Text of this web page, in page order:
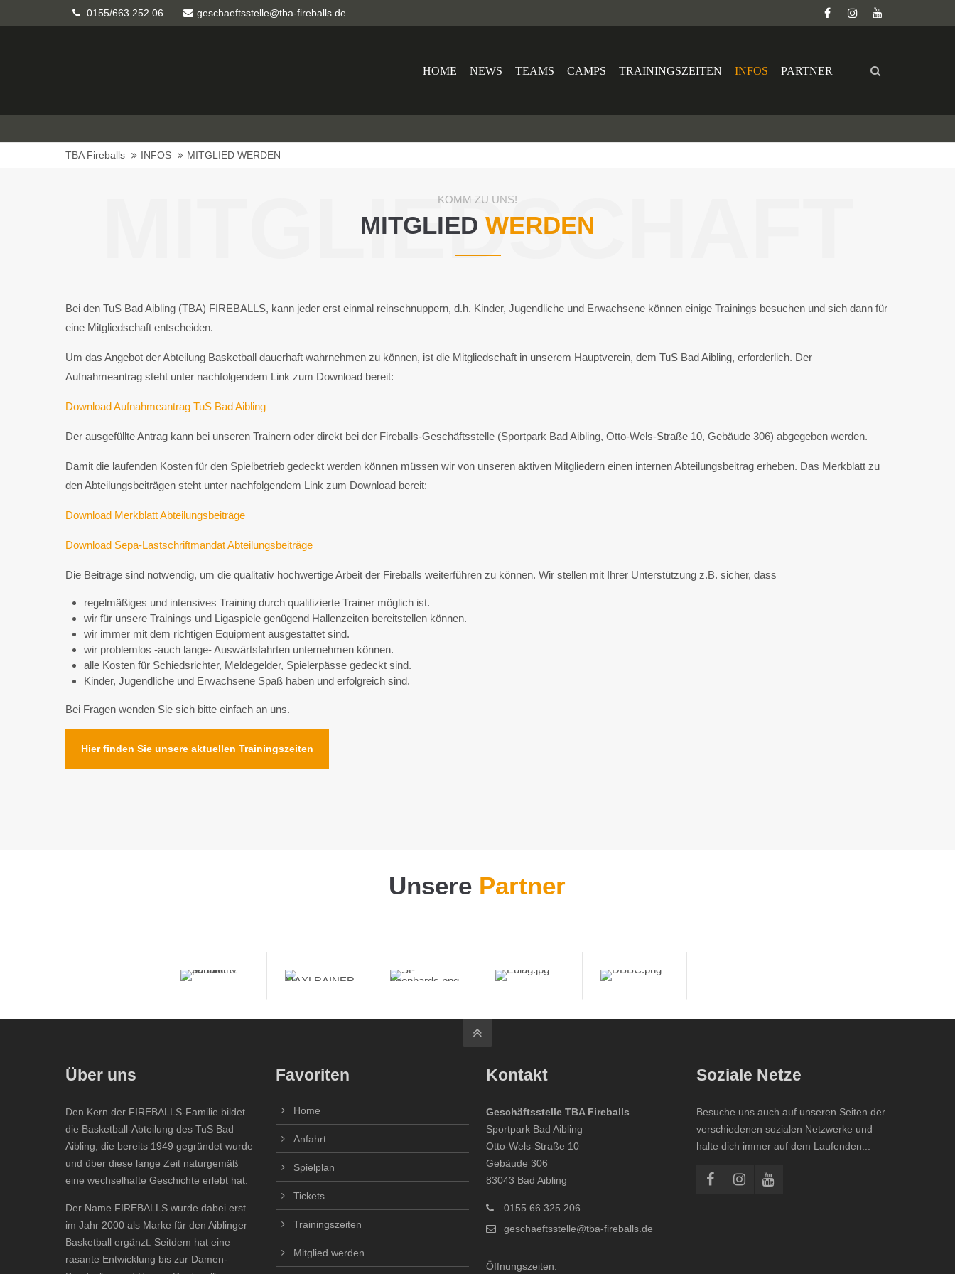
0155/663 252 06 geschaeftsstelle@tba-fireballs.de
HOME NEWS TEAMS CAMPS TRAININGSZEITEN INFOS PARTNER
TBA Fireballs INFOS MITGLIED WERDEN
KOMM ZU UNS!
MITGLIEDSCHAFT
MITGLIED WERDEN
Bei den TuS Bad Aibling (TBA) FIREBALLS, kann jeder erst einmal reinschnuppern, d.h. Kinder, Jugendliche und Erwachsene können einige Trainings besuchen und sich dann für
eine Mitgliedschaft entscheiden.
Um das Angebot der Abteilung Basketball dauerhaft wahrnehmen zu können, ist die Mitgliedschaft in unserem Hauptverein, dem TuS Bad Aibling, erforderlich. Der
Aufnahmeantrag steht unter nachfolgendem Link zum Download bereit:
Download Aufnahmeantrag TuS Bad Aibling
Der ausgefüllte Antrag kann bei unseren Trainern oder direkt bei der Fireballs-Geschäftsstelle (Sportpark Bad Aibling, Otto-Wels-Straße 10, Gebäude 306) abgegeben werden.
Damit die laufenden Kosten für den Spielbetrieb gedeckt werden können müssen wir von unseren aktiven Mitgliedern einen internen Abteilungsbeitrag erheben. Das Merkblatt zu
den Abteilungsbeiträgen steht unter nachfolgendem Link zum Download bereit:
Download Merkblatt Abteilungsbeiträge
Download Sepa-Lastschriftmandat Abteilungsbeiträge
Die Beiträge sind notwendig, um die qualitativ hochwertige Arbeit der Fireballs weiterführen zu können. Wir stellen mit Ihrer Unterstützung z.B. sicher, dass
regelmäßiges und intensives Training durch qualifizierte Trainer möglich ist.
wir für unsere Trainings und Ligaspiele genügend Hallenzeiten bereitstellen können.
wir immer mit dem richtigen Equipment ausgestattet sind.
wir problemlos -auch lange- Auswärtsfahrten unternehmen können.
alle Kosten für Schiedsrichter, Meldegelder, Spielerpässe gedeckt sind.
Kinder, Jugendliche und Erwachsene Spaß haben und erfolgreich sind.
Bei Fragen wenden Sie sich bitte einfach an uns.
Hier finden Sie unsere aktuellen Trainingszeiten
Unsere Partner
Über uns
Den Kern der FIREBALLS-Familie bildet
die Basketball-Abteilung des TuS Bad
Aibling, die bereits 1949 gegründet wurde
und über diese lange Zeit naturgemäß
eine wechselhafte Geschichte erlebt hat.
Der Name FIREBALLS wurde dabei erst
im Jahr 2000 als Marke für den Aiblinger
Basketball ergänzt. Seitdem hat eine
rasante Entwicklung bis zur Damen-
Favoriten
Home
Anfahrt
Spielplan
Tickets
Trainingszeiten
Mitglied werden
Kontakt
Geschäftsstelle TBA Fireballs
Sportpark Bad Aibling
Otto-Wels-Straße 10
Gebäude 306
83043 Bad Aibling
0155 66 325 206
geschaeftsstelle@tba-fireballs.de
Öffnungszeiten:
Soziale Netze
Besuche uns auch auf unseren Seiten der
verschiedenen sozialen Netzwerke und
halte dich immer auf dem Laufenden...